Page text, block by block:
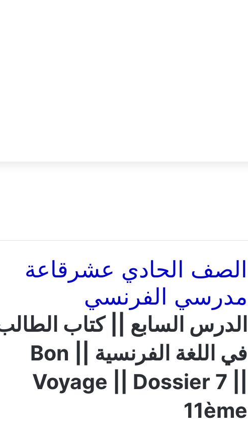
الصف الحادي عشر قاعة
مدرسي الفرنسي
الدرس السابع || كتاب
في اللغة الفرنسية || Bon
Voyage || Dossier 7 ||
11ème